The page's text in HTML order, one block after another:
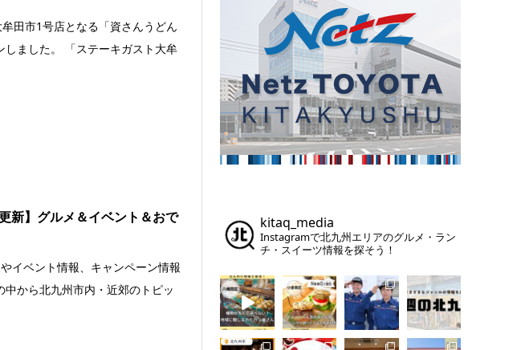
田市1号店となる「資さんうどん
ました。 「ステーキガスト大牟
新】グルメ＆イベント＆おで
イベント情報、キャンペーン情報
から北九州市内・近郊のトピッ
kitaq_media
Instagramで北九州エリアのグルメ・ラン
チ・スイーツ情報を探そう！